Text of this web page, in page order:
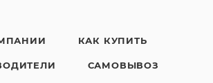
КАК КУПИТЬ
САМОВЫВОЗ